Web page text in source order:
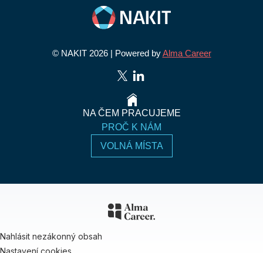
© NAKIT 2026 | Powered byAlma Career
NA ČEM PRACUJEME
PROČ K NÁM
VOLNÁ MÍSTA
Nahlásit nezákonný obsah
Nastavení cookies